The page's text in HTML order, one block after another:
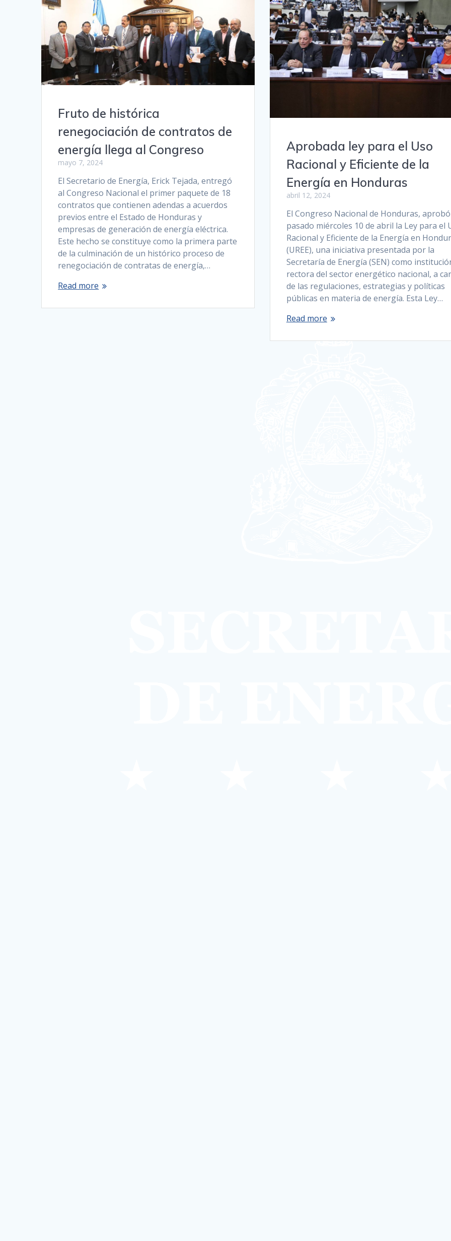
Fruto de histórica
renegociación de contratos de
energía llega al Congreso
mayo 7, 2024
El Secretario de Energía, Erick Tejada, entregó
al Congreso Nacional el primer paquete de 18
contratos que contienen adendas a acuerdos
previos entre el Estado de Honduras y
empresas de generación de energía eléctrica.
Este hecho se constituye como la primera parte
de la culminación de un histórico proceso de
renegociación de contratas de energía,…
Read more
Aprobada ley para el Uso
Racional y Eficiente de la
Energía en Honduras
abril 12, 2024
El Congreso Nacional de Honduras,
pasado miércoles 10 de abril la Ley para el
Racional y Eficiente de la Energía en
(UREE), una iniciativa presentada por la
Secretaría de Energía (SEN) como
rectora del sector energético nacional, a
de las regulaciones, estrategias y políticas
públicas en materia de energía. Esta Ley…
Read more